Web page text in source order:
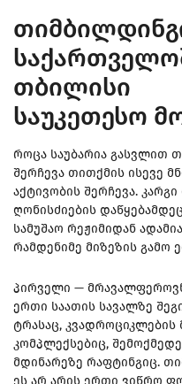
თბილისი
საუკეთესო
როცა საუბარია გასვლით
შერჩევა თითქმის ისევე
აქტივობის შერჩევა.
ღონისძიების
სამუშაო რეჟიმიდან
რამდენიმე მიზეზის გამო
პირველი —
ერთი საათის სავალზე
ტრასაც, კვადროციკლების
კომპლექსებიც,
მდინარეზე რაფტინგიც.
ეს არ არის ერთი ვიწრო